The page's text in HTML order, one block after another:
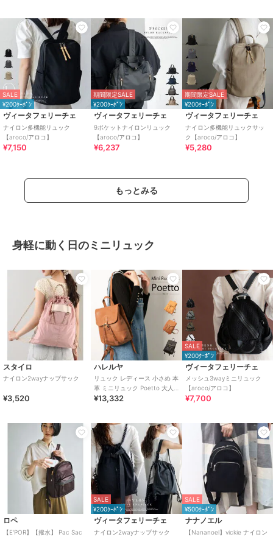
SALE
¥200ｸｰﾎﾟﾝ
ヴィータフェリーチェ
ナイロン多機能リュック
【aroco/アロコ】
¥7,150
期間限定SALE
¥200ｸｰﾎﾟﾝ
ヴィータフェリーチェ
9ポケットナイロンリュック
【aroco/アロコ】
¥6,237
期間限定SALE
¥200ｸｰﾎﾟﾝ
ヴィータフェリーチェ
ナイロン多機能リュックサッ
ク【aroco/アロコ】
¥5,280
もっとみる
身軽に動く日のミニリュック
スタイロ
ナイロン2wayナップサック
¥3,520
ハレルヤ
リュック レディース 小さめ 本
革 ミニリュック Poetto 大人
バッグ シンプル ミニ
¥13,332
SALE
¥200ｸｰﾎﾟﾝ
ヴィータフェリーチェ
メッシュ3wayミニリュック
【aroco/アロコ】
¥7,700
ロペ
【E'POR】【撥水】 Pac Sac
SALE
¥200ｸｰﾎﾟﾝ
ヴィータフェリーチェ
ナイロン2wayナップサック
SALE
¥500ｸｰﾎﾟﾝ
ナナノエル
【Nananoel】vickie ナイロン